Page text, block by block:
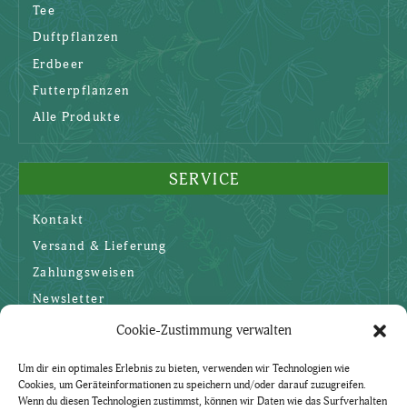
Cookie-Zustimmung verwalten
Um dir ein optimales Erlebnis zu bieten, verwenden wir Technologien wie
Cookies, um Geräteinformationen zu speichern und/oder darauf zuzugreifen.
Wenn du diesen Technologien zustimmst, können wir Daten wie das Surfverhalten
Tee
Duftpflanzen
Erdbeer
Futterpflanzen
Alle Produkte
SERVICE
Kontakt
Versand & Lieferung
Zahlungsweisen
Newsletter
SICHERHEIT
AGBs